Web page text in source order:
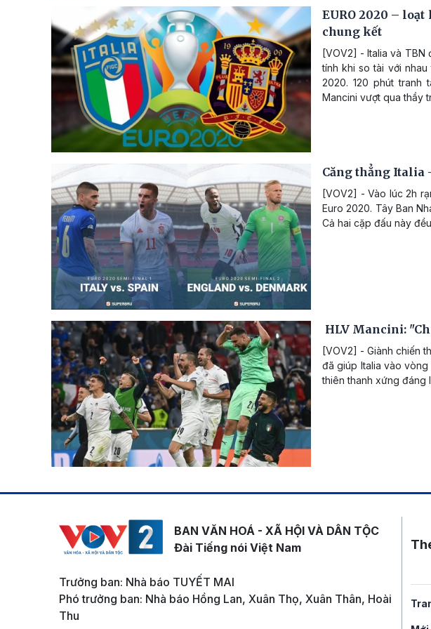
EURO 2020 –
chung kết
[VOV2] - Italia và TBN
tính khi so tài với
2020. 120 phút tranh
Mancini vượt qua thầy
Căng thẳng Italia
[VOV2] - Vào lúc 2h
Euro 2020. Tây Ban
Cả hai cặp đấu này
HLV Mancini:
[VOV2] - Giành chiến
đã giúp Italia vào
thiên thanh xứng đáng
BAN VĂN HOÁ - XÃ HỘI VÀ DÂN TỘC
Đài Tiếng nói Việt Nam
Trưởng ban: Nhà báo TUYẾT MAI
Phó trưởng ban: Nhà báo Hồng Lan, Xuân Thọ, Xuân Thân, Hoài
Thu